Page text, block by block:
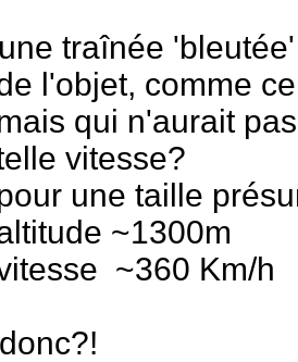
traînée 'bleutée'
comme
qui n'aurait pas
vitesse?
une taille
~1300m
~360 Km/h